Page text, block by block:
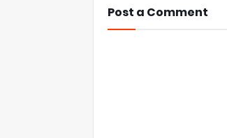
Post a Comment